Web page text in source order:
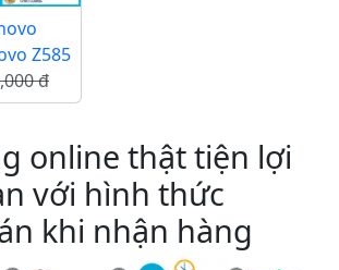
Z585
đ
online thật tiện lợi
với hình thức
khi nhận hàng